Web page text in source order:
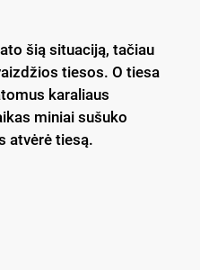
šią situaciją, tačiau
tiesos. O tiesa
karaliaus
miniai sušuko
atvėrė tiesą.